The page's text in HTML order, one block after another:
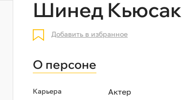
Шинед Кьюсак
Добавить в избранное
О персоне
Карьера Актер